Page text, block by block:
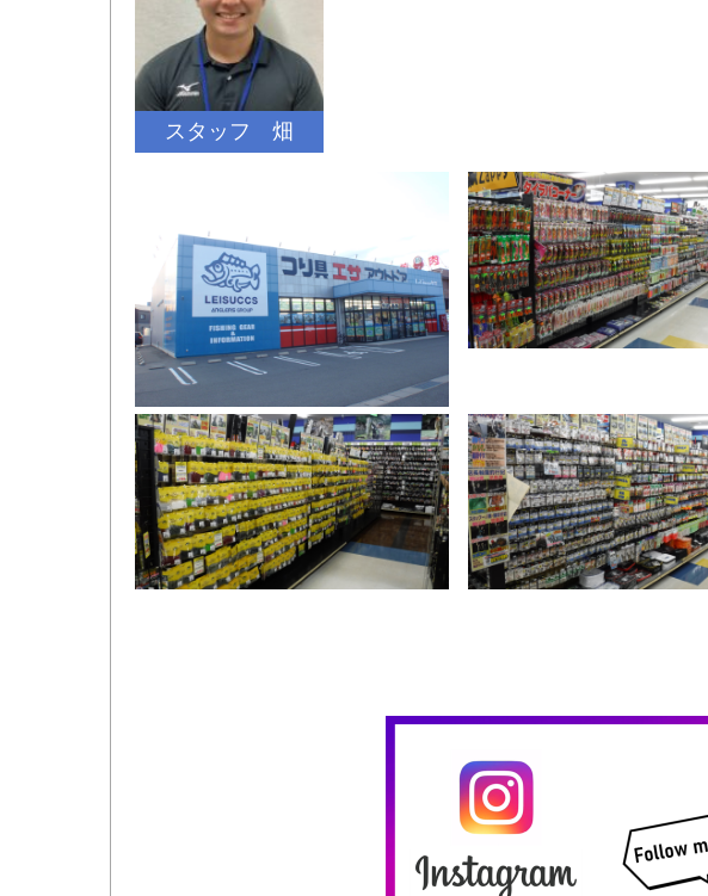
スタッフ 畑